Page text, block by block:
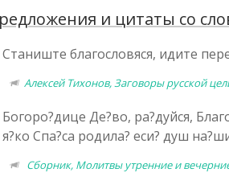
и цитаты со
Станиште благословяся, идите
Алексей Тихонов, Заговоры русской
Богоро?дице Де?во, ра?дуйся,
я?ко Спа?са родила? еси? душ
Сборник, Молитвы утренние и